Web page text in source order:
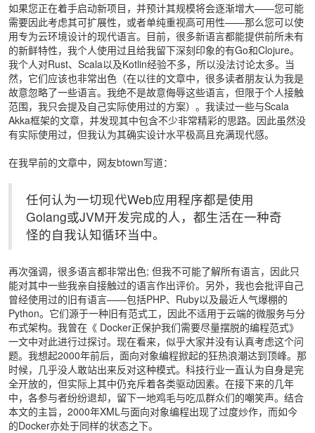
如果您正在着手启动新项目，并预计其规模将会逐渐增大——您可能
需要因此考虑其可扩展性，或者单纯重视高可用性——那么您可以使
用专为云环境设计的现代语言。目前，很多新语言都能提供前所未有
的新鲜特性，我个人使用过且给我留下深刻印象的有Go和Clojure。
我个人对Rust、Scala以及Kotlin经验不多，所以没法讨论太多。当
然，它们应该也非常出色（在以往的文章中，很多读者朋友认为我是
故意忽略了一些语言。我绝不是故意侮辱这些语言，但限于个人接触
范围，我只会提及自己实际使用过的方案）。我读过一些与Scala
Akka框架的文章，并发现其中包含不少非常精彩的思路。因此虽然没
有实际使用过，但我认为其确实设计水平极高且充满现代感。
在我早前的文章中，网友btown写道：
任何认为一切现代Web应用程序都是使用
Golang或JVM开发完成的人，都生活在一种奇
怪的自我认知循环当中。
再次强调，很多语言都非常出色; 但我不可能了解所有语言，因此只
能对其中一些我亲自接触过的语言作出评价。另外，我也会批评自己
曾经使用过的旧有语言——包括PHP、Ruby以及最近人气爆棚的
Python。它们源于一种旧有范式工，因此不适用于云端的微服务与分
布式架构。我曾在《 Docker正保护我们需要尽量摆脱的编程范式》
一文中对此进行过探讨。现在看来，似乎大家并没有认真考虑这个问
题。我想起2000年前后，面向对象编程掀起的狂热浪潮达到顶峰。那
时候，几乎没人敢站出来反对这种模式。科技行业一直认为自身是完
全开放的，但实际上其中仍充斥着各类驱动因素。在接下来的几年
中，各参与者纷纷退却，留下一地鸡毛与吃瓜群众们的嘲笑声。结合
本文的主旨，2000年XML与面向对象编程出现了过度炒作，而如今
的Docker亦处于同样的状态之下。